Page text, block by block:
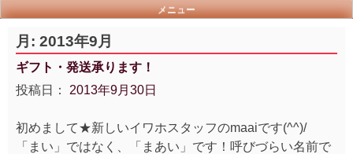
メニュー
月: 2013年9月
ギフト・発送承ります！
投稿日： 2013年9月30日
初めまして★新しいイワホスタッフのmaaiです(^^)/
「まい」ではなく、「まあい」です！呼びづらい名前で